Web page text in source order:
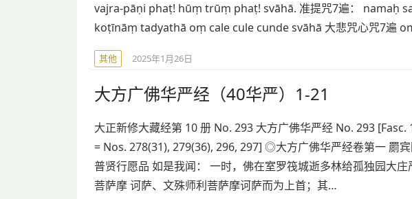
vajra-pāṇi phaṭ! hūṃ trūṃ phaṭ! svāhā. 准提咒7遍： namaḥ
koṭīnāṃ tadyathā oṃ cale cule cunde svāhā 大悲咒心咒7遍
其他 2025年1月26日
大方广佛华严经（40华严）1-21
大正新修大藏经第 10 册 No. 293 大方广佛华严经 No. 293
= Nos. 278(31), 279(36), 296, 297] ◎大方广佛华严经卷第一 罽
普贤行愿品 如是我闻： 一时，佛在室罗筏城逝多林给孤独园大
菩萨摩 诃萨、文殊师利菩萨摩诃萨而为上首；其…